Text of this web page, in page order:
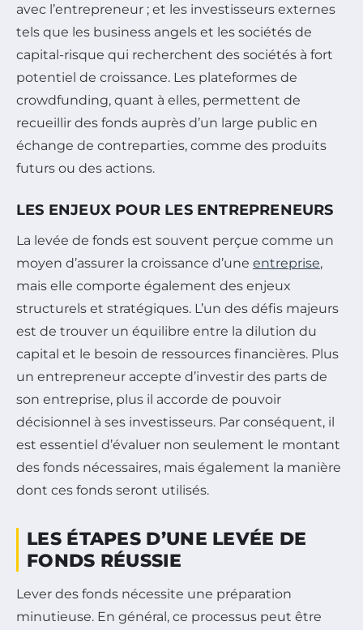
avec l’entrepreneur ; et les investisseurs externes
tels que les business angels et les sociétés de
capital-risque qui recherchent des sociétés à fort
potentiel de croissance. Les plateformes de
crowdfunding, quant à elles, permettent de
recueillir des fonds auprès d’un large public en
échange de contreparties, comme des produits
futurs ou des actions.
LES ENJEUX POUR LES ENTREPRENEURS
La levée de fonds est souvent perçue comme un
moyen d’assurer la croissance d’une entreprise,
mais elle comporte également des enjeux
structurels et stratégiques. L’un des défis majeurs
est de trouver un équilibre entre la dilution du
capital et le besoin de ressources financières. Plus
un entrepreneur accepte d’investir des parts de
son entreprise, plus il accorde de pouvoir
décisionnel à ses investisseurs. Par conséquent, il
est essentiel d’évaluer non seulement le montant
des fonds nécessaires, mais également la manière
dont ces fonds seront utilisés.
LES ÉTAPES D’UNE LEVÉE DE
FONDS RÉUSSIE
Lever des fonds nécessite une préparation
minutieuse. En général, ce processus peut être